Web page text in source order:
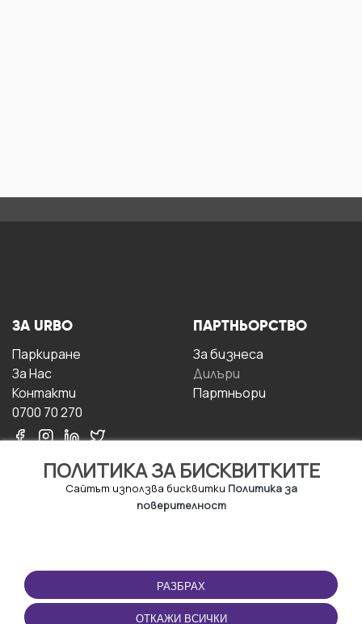
ПОЛИТИКА ЗА БИСКВИТКИТЕ
Сайтът използва бисквитки Политика за
поверителност
РАЗБРАХ
ОТКАЖИ ВСИЧКИ
ЗА URBO
Паркиране
За Hас
Контакти
0700 70 270
ПАРТНЬОРСТВО
За бизнесa
Дилъри
Партньори
ПОЛЗВАНЕ
Правила и условия за
ползване
ПРИЛОЖЕНИЕТО